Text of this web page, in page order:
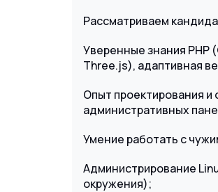
Рассматриваем
Уверенные знания PHP
Three.js), адаптивная
Опыт проектирования и
административных
Умение работать с
Администрирование
окружения);